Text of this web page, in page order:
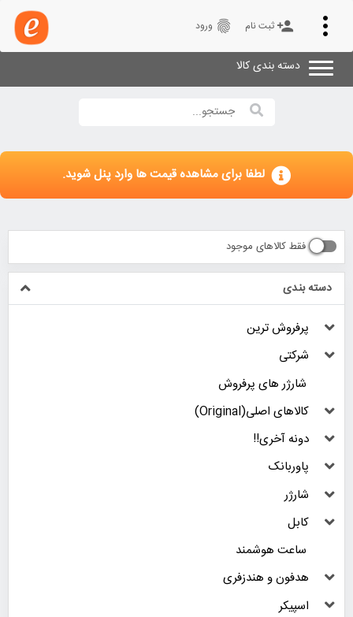
Toggle
navigation
person_add ثبت نام fingerprint ورود
دسته بندی کالا
لطفا برای مشاهده قیمت ها وارد پنل شوید.
فقط کالاهای موجود
دسته بندی
پرفروش ترین
شرکتی
شارژر های پرفروش
کالاهای اصلی(Original)
دونه آخری!!
پاوربانک
شارژر
کابل
ساعت هوشمند
هدفون و هندزفری
اسپیکر